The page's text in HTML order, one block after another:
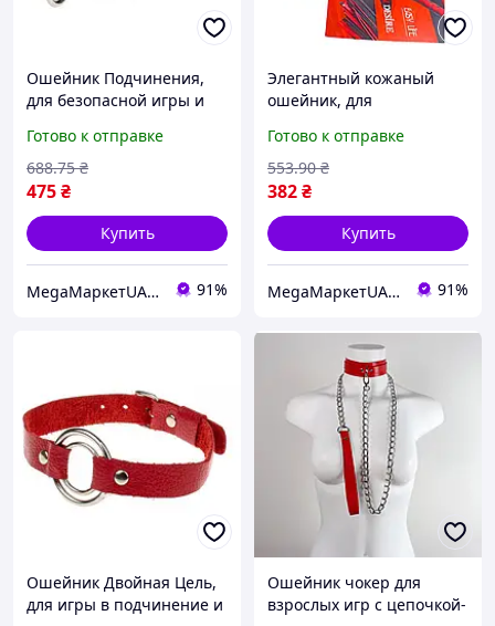
Ошейник Подчинения,
для безопасной игры и
отношениях
Готово к отправке
475₴
688.75 ₴
Купить
MegaМаркетUA — ваш заказ уже в пути 🚚📦✨ 91%
Элегантный кожаный
ошейник, для
романтических
отношений
Готово к отправке
382₴
553.90 ₴
Купить
MegaМаркетUA — ваш заказ уже в пути 🚚📦✨ 91%
Ошейник Двойная Цель,
для игры в подчинение и
Ошейник чокер для
взрослых игр с цепочкой-